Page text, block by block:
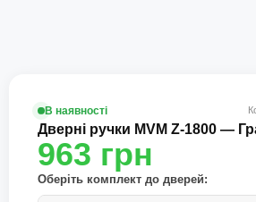
В наявності
Дверні ручки MVM Z-1800 —
963 грн
Оберіть комплект до дверей: